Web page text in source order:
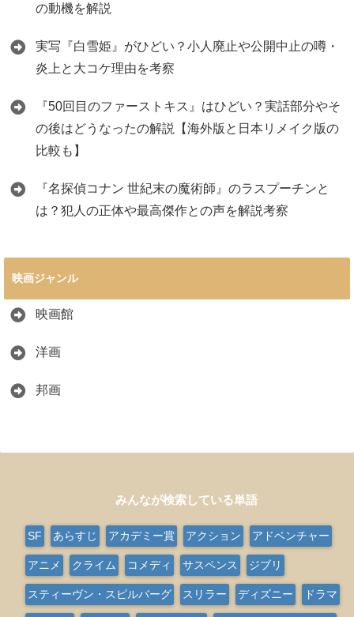
の動機を解説
実写『白雪姫』がひどい？小人廃止や公開中止の噂・
炎上と大コケ理由を考察
『50回目のファーストキス』はひどい？実話部分やそ
の後はどうなったの解説【海外版と日本リメイク版の
比較も】
『名探偵コナン 世紀末の魔術師』のラスプーチンと
は？犯人の正体や最高傑作との声を解説考察
映画ジャンル
映画館
洋画
邦画
みんなが検索している単語
SF あらすじ アカデミー賞 アクション アドベンチャー
アニメ クライム コメディ サスペンス ジブリ
スティーヴン・スピルバーグ スリラー ディズニー ドラマ